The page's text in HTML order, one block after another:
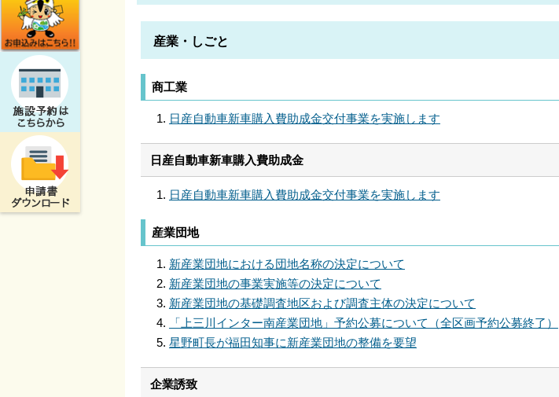
産業・しごと
商工業
日産自動車新車購入費助成金交付事業を実施します
日産自動車新車購入費助成金
日産自動車新車購入費助成金交付事業を実施します
産業団地
新産業団地における団地名称の決定について
新産業団地の事業実施等の決定について
新産業団地の基礎調査地区および調査主体の決定について
「上三川インター南産業団地」予約公募について（全区画予約公募終了）
星野町長が福田知事に新産業団地の整備を要望
企業誘致